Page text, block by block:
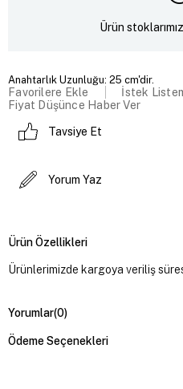
Ürün
Anahtarlık Uzunluğu: 25 cm'dir.
Favorilere Ekle
İstek
Fiyat Düşünce Haber Ver
Tavsiye Et
Yorum Yaz
Ürün Özellikleri
Ürünlerimizde kargoya veriliş
Yorumlar(0)
Ödeme Seçenekleri